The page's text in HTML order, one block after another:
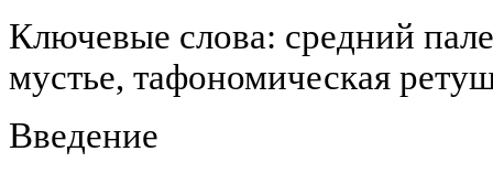
Ключевые слова: средний
мустье, тафономическая
Введение